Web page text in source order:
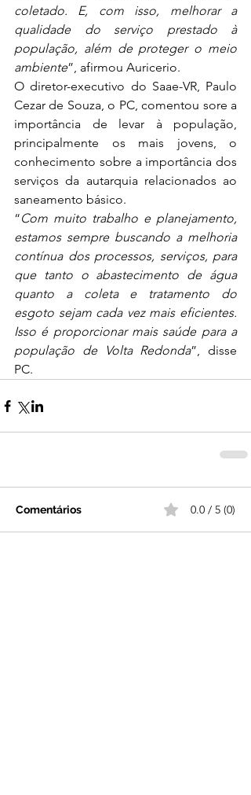
coletado. E, com isso, melhorar a
qualidade do serviço prestado à
população, além de proteger o meio
ambiente”, afirmou Auricerio.
O diretor-executivo do Saae-VR, Paulo
Cezar de Souza, o PC, comentou sore a
importância de levar à população,
principalmente os mais jovens, o
conhecimento sobre a importância dos
serviços da autarquia relacionados ao
saneamento básico.
“Com muito trabalho e planejamento,
estamos sempre buscando a melhoria
contínua dos processos, serviços, para
que tanto o abastecimento de água
quanto a coleta e tratamento do
esgoto sejam cada vez mais eficientes.
Isso é proporcionar mais saúde para a
população de Volta Redonda”, disse
PC.
Comentários 0.0 / 5 (0)